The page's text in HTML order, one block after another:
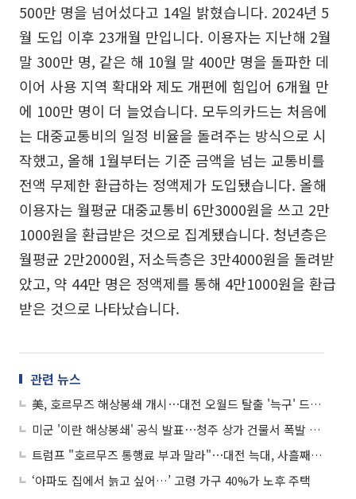
500만 명을 넘어섰다고 14일 밝혔습니다. 2024년 5
월 도입 이후 23개월 만입니다. 이용자는 지난해 2월
말 300만 명, 같은 해 10월 말 400만 명을 돌파한 데
이어 사용 지역 확대와 제도 개편에 힘입어 6개월 만
에 100만 명이 더 늘었습니다. 모두의카드는 처음에
는 대중교통비의 일정 비율을 돌려주는 방식으로 시
작했고, 올해 1월부터는 기준 금액을 넘는 교통비를
전액 무제한 환급하는 정액제가 도입됐습니다. 올해
이용자는 월평균 대중교통비 6만3000원을 쓰고 2만
1000원을 환급받은 것으로 집계됐습니다. 청년층은
월평균 2만2000원, 저소득층은 3만4000원을 돌려받
았고, 약 44만 명은 정액제를 통해 4만1000원을 환급
받은 것으로 나타났습니다.
관련 뉴스
美, 호르무즈 해상봉쇄 개시⋯대전 오월드 탈출 '늑구' 드디어 발견 外
미군 '이란 해상봉쇄' 공식 발표⋯청주 상가 건물서 폭발 사고 外
트럼프 "호르무즈 통행료 부과 말라"⋯대전 늑대, 사흘째 행방 묘연 外
‘아파도 집에서 늙고 싶어…’ 고령 가구 40%가 노후 주택